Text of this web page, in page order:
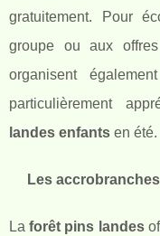
gratuitement. Pour
groupe ou aux
organisent
particulièrement
landes enfants en été.
Les
Laforêt pins landes